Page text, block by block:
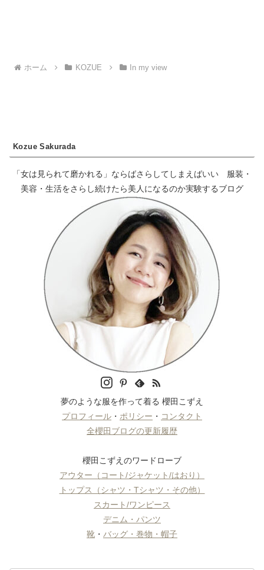
ホーム KOZUE In my view
Kozue Sakurada
「女は見られて磨かれる」ならばさらしてしまえばいい 服装・
美容・生活をさらし続けたら美人になるのか実験するブログ
夢のような服を作って着る 櫻田こずえ
プロフィール ・ ポリシー ・ コンタクト
全櫻田ブログの更新履歴
櫻田こずえのワードローブ
アウター（コート/ジャケット/はおり）
トップス（シャツ・Tシャツ・その他）
スカート/ワンピース
デニム・パンツ
靴 ・ バッグ・巻物・帽子